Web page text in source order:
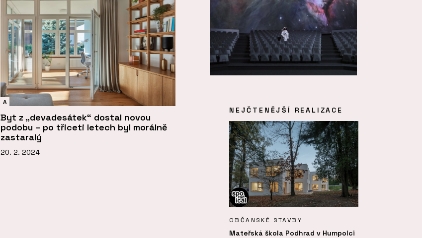
A
Byt z „devadesátek“ dostal novou
podobu – po třiceti letech byl morálně
zastaralý
20. 2. 2024
NEJČTENĚJŠÍ REALIZACE
OBČANSKÉ STAVBY
Mateřská škola Podhrad v Humpolci